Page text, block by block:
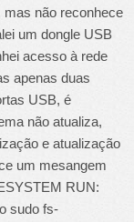
não reconhece
um dongle USB
acesso à rede
apenas duas
USB, é
não atualiza,
e atualização
um mesangem
RUN:
sudo fs-